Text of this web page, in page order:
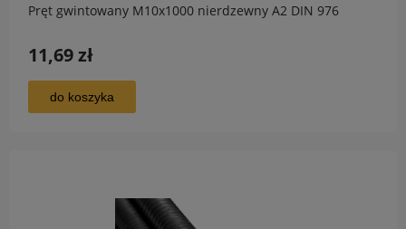
Pręt gwintowany M10x1000 nierdzewny A2 DIN 976
11,69 zł
do koszyka